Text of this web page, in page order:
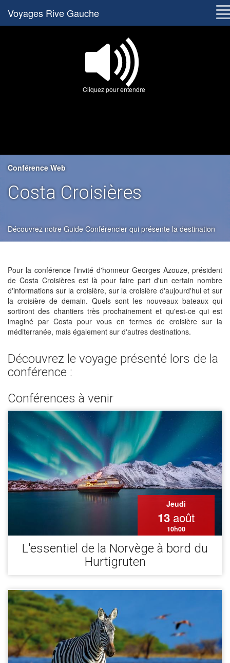
Cliquez pour entendre
Conférence Web
Costa Croisières
Découvrez notre Guide Conférencier qui présente la destination
Pour la conférence l’invité d'honneur Georges Azouze, président
de Costa Croisières est là pour faire part d'un certain nombre
d'informations sur la croisière, sur la croisière d'aujourd'hui et sur
la croisière de demain. Quels sont les nouveaux bateaux qui
sortiront des chantiers très prochainement et qu'est-ce qui est
imaginé par Costa pour vous en termes de croisière sur la
méditerranée, mais également sur d'autres destinations.
Découvrez le voyage présenté lors de la
conférence :
Conférences à venir
Jeudi
13 août
10h00
L'essentiel de la Norvège à bord du
Hurtigruten
Voyages Rive Gauche